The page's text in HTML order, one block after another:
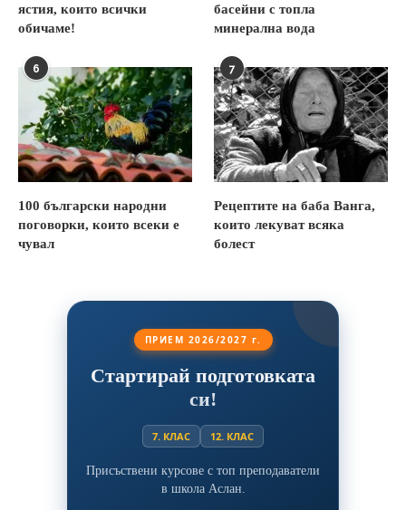
ястия, които всички
обичаме!
басейни с топла
минерална вода
6
100 български народни
поговорки, които всеки е
чувал
7
Рецептите на баба Ванга,
които лекуват всяка
болест
ПРИЕМ 2026/2027 г.
Стартирай подготовката
си!
7. КЛАС 12. КЛАС
Присъствени курсове с топ преподаватели
в школа Аслан.